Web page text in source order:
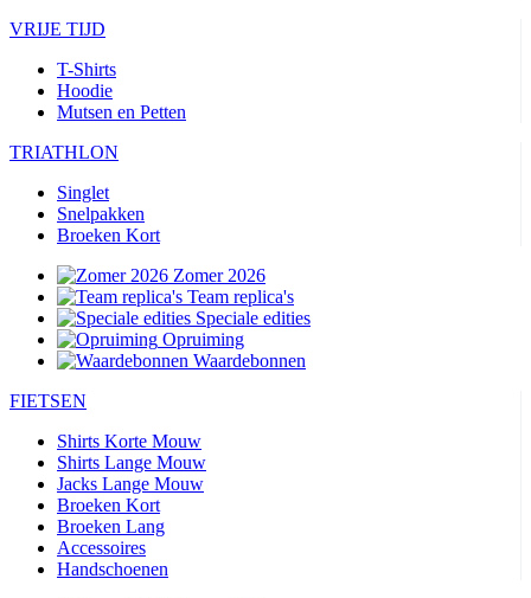
VRIJE TIJD
T-Shirts
Hoodie
Mutsen en Petten
TRIATHLON
Singlet
Snelpakken
Broeken Kort
Zomer 2026
Team replica's
Speciale edities
Opruiming
Waardebonnen
FIETSEN
Shirts Korte Mouw
Shirts Lange Mouw
Jacks Lange Mouw
Broeken Kort
Broeken Lang
Accessoires
Handschoenen